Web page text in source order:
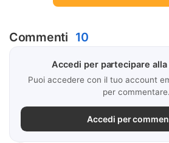
Commenti 10
Accedi per partecipare
Puoi accedere con il tuo account
per commentare.
Accedi per